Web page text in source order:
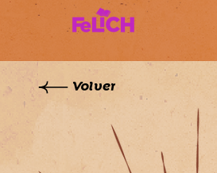
Volver